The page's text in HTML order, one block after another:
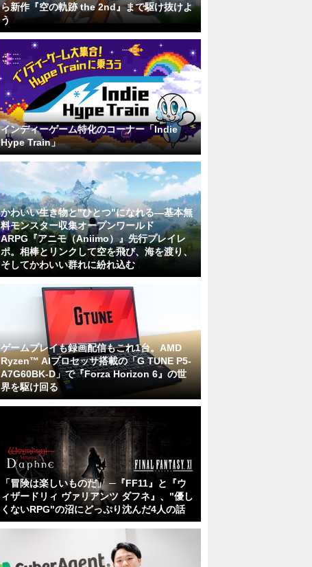
ら新作『空の軌跡 the 2nd』まで駆け抜けよ
う
インディーゲーム特化のコーナー「Indie
Hype Train」
かわいい生き物と"ひとつ"になれる―基本無
料モンスター収集オープンワールド
ARPG『アニモ（Aniimo）』先行プレイレ
ポ。相棒とリンクして空を飛び、海を渡り、
そしてかわいい群れに紛れ込む
ゲームプレイも録画配信もこれ1台。AMD
Ryzen™ AIプロセッサ搭載の「G TUNE P5-
A7G60BK-D」で『Forza Horizon 6』の世
界を駆け回る
「冒険は楽しいものだ」 ─『FF11』と『ウ
ィザードリィ ヴァリアンツ ダフネ』、"優し
くないRPG"の沼にどっぷり沈んだ4人の話